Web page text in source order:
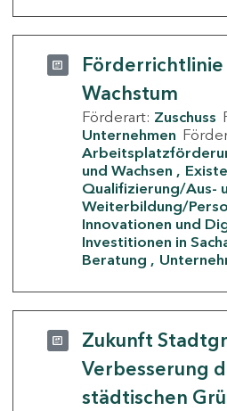
Förderrichtlinie
Wachstum
Förderart: Zuschuss
Unternehmen
und Wachsen
Qualifizierung/Aus-
Weiterbildung/
Innovationen und
Investitionen in
Beratung
Zukunft
Verbesserung
städtischen